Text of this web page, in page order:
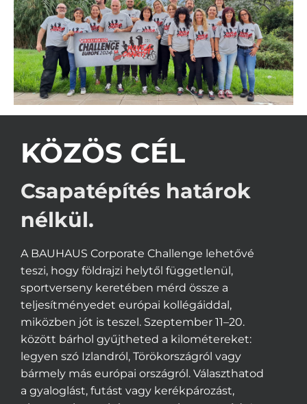
KÖZÖS CÉL
Csapatépítés határok
nélkül.
A BAUHAUS Corporate Challenge lehetővé
teszi, hogy földrajzi helytől függetlenül,
sportverseny keretében mérd össze a
teljesítményedet európai kollégáiddal,
miközben jót is teszel. Szeptember 11–20.
között bárhol gyűjtheted a kilométereket:
legyen szó Izlandról, Törökországról vagy
bármely más európai országról. Választhatod
a gyaloglást, futást vagy kerékpározást,